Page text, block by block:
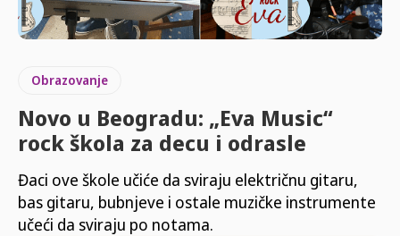
Obrazovanje
Novo u Beogradu: „Eva Music“
rock škola za decu i odrasle
Đaci ove škole učiće da sviraju električnu gitaru,
bas gitaru, bubnjeve i ostale muzičke instrumente
učeći da sviraju po notama.